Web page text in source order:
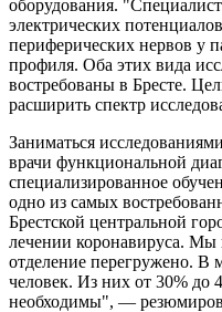
оборудования.
электрических
периферических нервов у
профиля. Оба этих вида
востребованы в Бресте.
расширить спектр
Заниматься
врачи функциональной
специализированное
одно из самых
Брестской центральной
лечении коронавируса.
отделение перегружено. В
человек. Из них от 30% до
необходимы", —